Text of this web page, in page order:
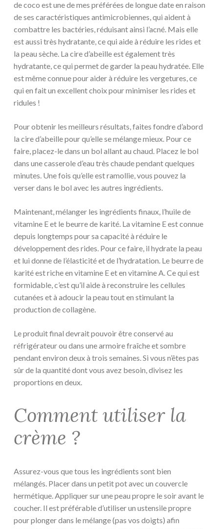
de coco est une de mes préférées de longue date en raison
de ses caractéristiques antimicrobiennes, qui aident à
combattre les bactéries, réduisant ainsi l’acné. Mais elle
est aussi très hydratante, ce qui aide à réduire les rides et
la peau sèche. La cire d’abeille est également très
hydratante, ce qui permet de garder la peau hydratée. Elle
est même connue pour aider à réduire les vergetures, ce
qui en fait un excellent choix pour minimiser les rides et
ridules !
Pour obtenir les meilleurs résultats, faites fondre d’abord
la cire d’abeille pour qu’elle se mélange mieux. Pour ce
faire, placez-le dans un bol allant au chaud. Placez le bol
dans une casserole d’eau très chaude pendant quelques
minutes. Une fois qu’elle est ramollie, vous pouvez la
verser dans le bol avec les autres ingrédients.
Maintenant, mélanger les ingrédients finaux, l’huile de
vitamine E et le beurre de karité. La vitamine E est connue
depuis longtemps pour sa capacité à réduire le
développement des rides. Pour ce faire, il hydrate la peau
et lui donne de l’élasticité et de l’hydratation. Le beurre de
karité est riche en vitamine E et en vitamine A. Ce qui est
formidable, c’est qu’il aide à reconstruire les cellules
cutanées et à adoucir la peau tout en stimulant la
production de collagène.
Le produit final devrait pouvoir être conservé au
réfrigérateur ou dans une armoire fraîche et sombre
pendant environ deux à trois semaines. Si vous n’êtes pas
sûr de la quantité dont vous avez besoin, divisez les
proportions en deux.
Comment utiliser la
crème ?
Assurez-vous que tous les ingrédients sont bien
mélangés. Placer dans un petit pot avec un couvercle
hermétique. Appliquer sur une peau propre le soir avant le
coucher. Il est préférable d’utiliser un ustensile propre
pour plonger dans le mélange (pas vos doigts) afin